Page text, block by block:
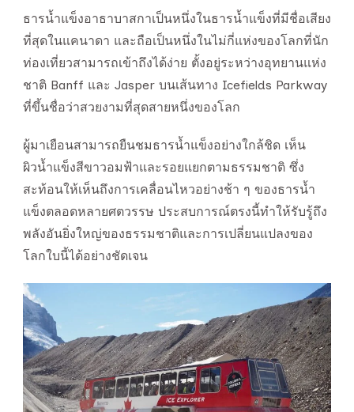
ธารน้ำแข็งอาธาบาสกาเป็นหนึ่งในธารน้ำแข็งที่มีชื่อเสียง
ที่สุดในแคนาดา และถือเป็นหนึ่งในไม่กี่แห่งของโลกที่นัก
ท่องเที่ยวสามารถเข้าถึงได้ง่าย ตั้งอยู่ระหว่างอุทยานแห่ง
ชาติ Banff และ Jasper บนเส้นทาง Icefields Parkway
ที่ขึ้นชื่อว่าสวยงามที่สุดสายหนึ่งของโลก
ผู้มาเยือนสามารถยืนชมธารน้ำแข็งอย่างใกล้ชิด เห็น
ผิวน้ำแข็งสีขาวอมฟ้าและรอยแยกตามธรรมชาติ ซึ่ง
สะท้อนให้เห็นถึงการเคลื่อนไหวอย่างช้า ๆ ของธารน้ำ
แข็งตลอดหลายศตวรรษ ประสบการณ์ตรงนี้ทำให้รับรู้ถึง
พลังอันยิ่งใหญ่ของธรรมชาติและการเปลี่ยนแปลงของ
โลกใบนี้ได้อย่างชัดเจน